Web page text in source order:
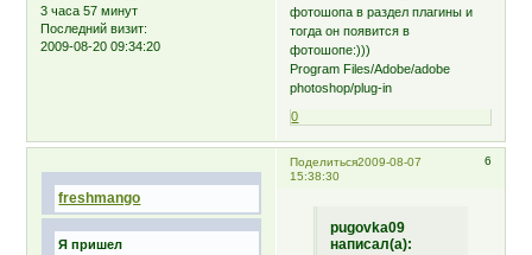
3 часа 57 минут
Последний визит:
2009-08-20 09:34:20
фотошопа в раздел плагины и
тогда он появится в
фотошопе:)))
Program Files/Adobe/adobe
photoshop/plug-in
0
Поделиться 6
2009-08-07
15:38:30
freshmango
Я пришел
pugovka09
написал(а):